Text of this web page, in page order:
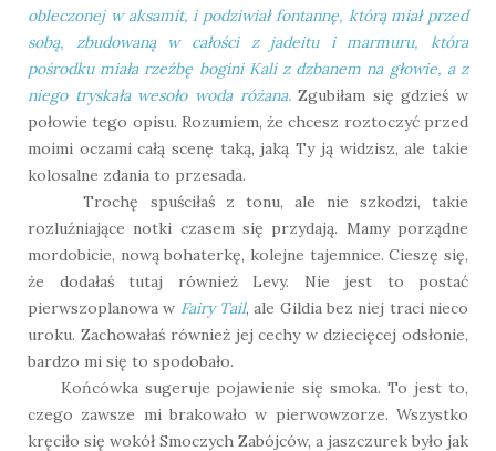
obleczonej w aksamit, i podziwiał fontannę, którą miał przed
sobą, zbudowaną w całości z jadeitu i marmuru, która
pośrodku miała rzeźbę bogini Kali z dzbanem na głowie, a z
niego tryskała wesoło woda różana.Zgubiłam się gdzieś w
połowie tego opisu. Rozumiem, że chcesz roztoczyć przed
moimi oczami całą scenę taką, jaką Ty ją widzisz, ale takie
kolosalne zdania to przesada.
Trochę spuściłaś z tonu, ale nie szkodzi, takie
rozluźniające notki czasem się przydają. Mamy porządne
mordobicie, nową bohaterkę, kolejne tajemnice. Cieszę się,
że dodałaś tutaj również Levy. Nie jest to postać
pierwszoplanowa w Fairy Tail, ale Gildia bez niej traci nieco
uroku. Zachowałaś również jej cechy w dziecięcej odsłonie,
bardzo mi się to spodobało.
Końcówka sugeruje pojawienie się smoka. To jest to,
czego zawsze mi brakowało w pierwowzorze. Wszystko
kręciło się wokół Smoczych Zabójców, a jaszczurek było jak